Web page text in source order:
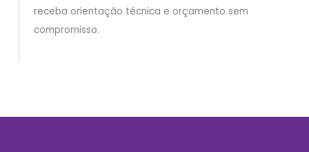
receba orientação técnica e orçamento sem
compromisso.